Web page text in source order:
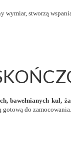
stworzą
bawełnianych kul,
gotową do zamocowania.